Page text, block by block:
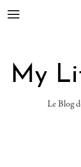
My
Le Blog